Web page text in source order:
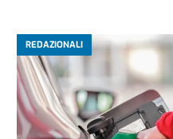
REDAZIONALI